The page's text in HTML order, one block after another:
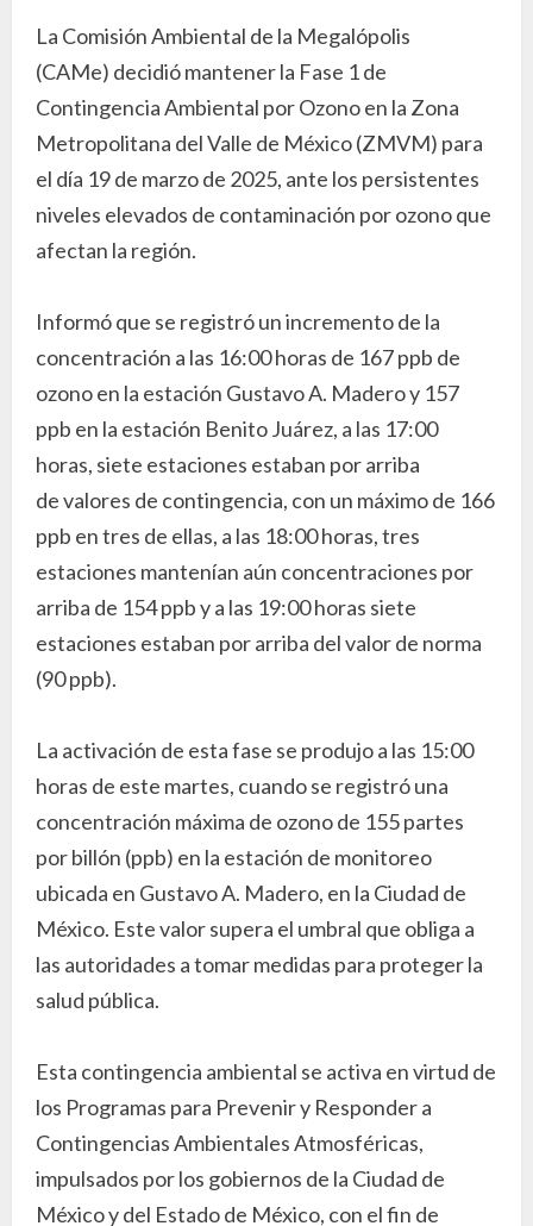
La Comisión Ambiental de la Megalópolis
(CAMe) decidió mantener la Fase 1 de
Contingencia Ambiental por Ozono en la Zona
Metropolitana del Valle de México (ZMVM) para
el día 19 de marzo de 2025, ante los persistentes
niveles elevados de contaminación por ozono que
afectan la región.
Informó que se registró un incremento de la
concentración a las 16:00 horas de 167 ppb de
ozono en la estación Gustavo A. Madero y 157
ppb en la estación Benito Juárez, a las 17:00
horas, siete estaciones estaban por arriba
de valores de contingencia, con un máximo de 166
ppb en tres de ellas, a las 18:00 horas, tres
estaciones mantenían aún concentraciones por
arriba de 154 ppb y a las 19:00 horas siete
estaciones estaban por arriba del valor de norma
(90 ppb).
La activación de esta fase se produjo a las 15:00
horas de este martes, cuando se registró una
concentración máxima de ozono de 155 partes
por billón (ppb) en la estación de monitoreo
ubicada en Gustavo A. Madero, en la Ciudad de
México. Este valor supera el umbral que obliga a
las autoridades a tomar medidas para proteger la
salud pública.
Esta contingencia ambiental se activa en virtud de
los Programas para Prevenir y Responder a
Contingencias Ambientales Atmosféricas,
impulsados por los gobiernos de la Ciudad de
México y del Estado de México, con el fin de